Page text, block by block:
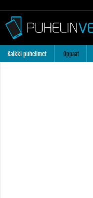
Kaikki puhelimet Oppaat